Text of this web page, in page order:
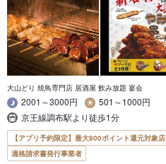
大山どり 焼鳥専門店 居酒屋 飲み放題 宴会
2001～3000円
501～1000円
京王線調布駅より徒歩1分
【アプリ予約限定】最大800ポイント還元対象店
適格請求書発行事業者